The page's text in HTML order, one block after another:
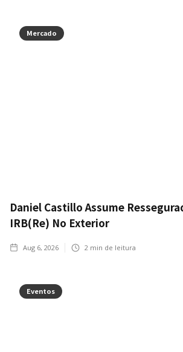
Mercado
Daniel Castillo Assume
IRB(Re) No Exterior
Aug 6, 2026 2 min de leitura
Eventos